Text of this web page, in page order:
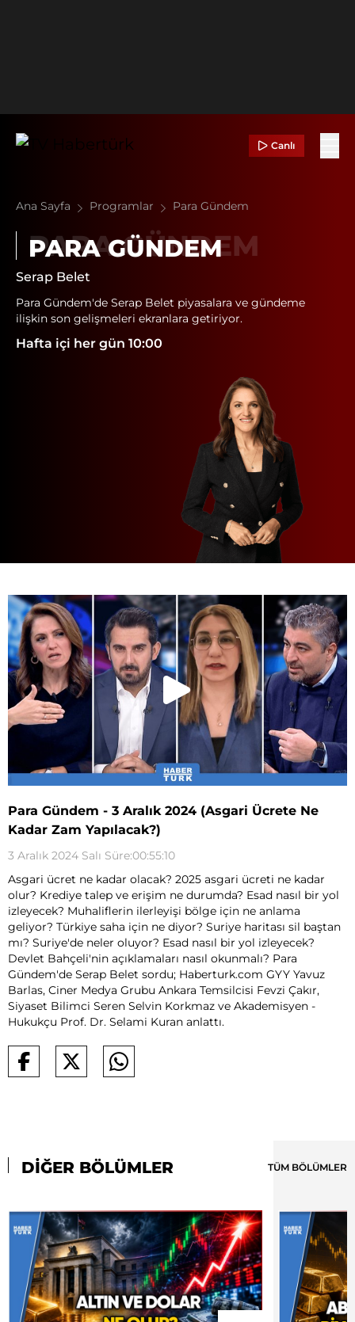
Canlı
Ana Sayfa Programlar Para Gündem
PARA GÜNDEM
Serap Belet
Para Gündem'de Serap Belet piyasalara ve gündeme
ilişkin son gelişmeleri ekranlara getiriyor.
Hafta içi her gün 10:00
Para Gündem - 3 Aralık 2024 (Asgari Ücrete Ne
Kadar Zam Yapılacak?)
3 Aralık 2024 Salı Süre:00:55:10
Asgari ücret ne kadar olacak? 2025 asgari ücreti ne kadar
olur? Krediye talep ve erişim ne durumda? Esad nasıl bir yol
izleyecek? Muhaliflerin ilerleyişi bölge için ne anlama
geliyor? Türkiye saha için ne diyor? Suriye haritası sil baştan
mı? Suriye'de neler oluyor? Esad nasıl bir yol izleyecek?
Devlet Bahçeli'nin açıklamaları nasıl okunmalı? Para
Gündem'de Serap Belet sordu; Haberturk.com GYY Yavuz
Barlas, Ciner Medya Grubu Ankara Temsilcisi Fevzi Çakır,
Siyaset Bilimci Seren Selvin Korkmaz ve Akademisyen -
Hukukçu Prof. Dr. Selami Kuran anlattı.
DİĞER BÖLÜMLER TÜM BÖLÜMLER